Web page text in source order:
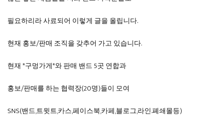
필요하리라 사료되어 이렇게 글을 올립니다.
현재 홍보/판매 조직을 갖추어 가고 있습니다.
현재 *구멍가게*와 판매 밴드 5곳 연합과
홍보/판매를 하는 협력장(20명)들이 모여
SNS(밴드,트윗트,카스,페이스북,카페,블로그,라인.폐쇄몰등)